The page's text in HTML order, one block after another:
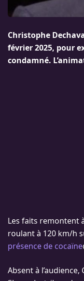
Christophe
février 2025, pour
condamné.
Les faits remontent
roulant à 120 km/h
présence de cocaïne
Absent à